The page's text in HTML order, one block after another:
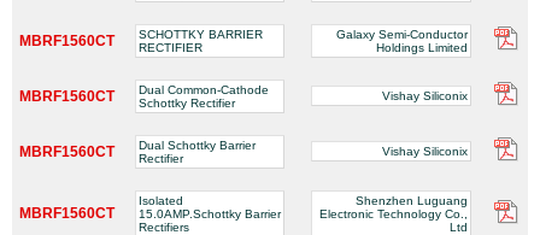
MBRF1560CT
SCHOTTKY BARRIER
RECTIFIER
Galaxy Semi-Conductor
Holdings Limited
MBRF1560CT
Dual Common-Cathode
Schottky Rectifier
Vishay Siliconix
MBRF1560CT
Dual Schottky Barrier
Rectifier
Vishay Siliconix
MBRF1560CT
Isolated
15.0AMP.Schottky Barrier
Rectifiers
Shenzhen Luguang
Electronic Technology Co.,
Ltd